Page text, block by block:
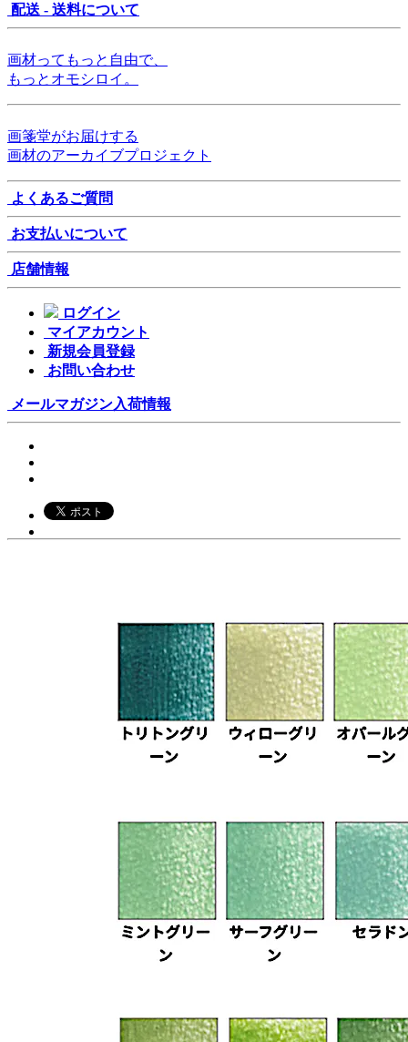
配送 - 送料について
画材ってもっと自由で、
もっとオモシロイ。
画箋堂がお届けする
画材のアーカイブプロジェクト
よくあるご質問
お支払いについて
店舗情報
ログイン
マイアカウント
新規会員登録
お問い合わせ
メールマガジン入荷情報